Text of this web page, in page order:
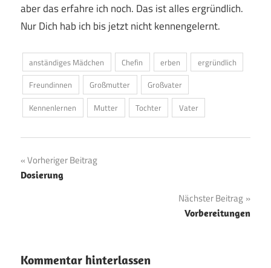
aber das erfahre ich noch. Das ist alles ergründlich.
Nur Dich hab ich bis jetzt nicht kennengelernt.
anständiges Mädchen Chefin erben
ergründlich
Freundinnen
Großmutter
Großvater
Kennenlernen
Mutter Tochter Vater
Beitragsnavigation
Vorheriger Beitrag
Dosierung
Nächster Beitrag
Vorbereitungen
Kommentar hinterlassen